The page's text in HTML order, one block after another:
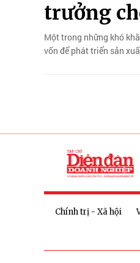
trưởng
Một trong những khó
vốn để phát triển sản
Chính trị - Xã hội